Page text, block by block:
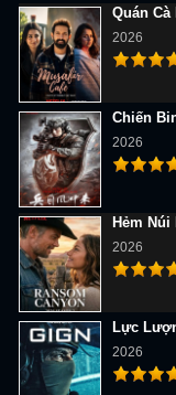
Quán Cà
2026
Chiến
2026
Hẻm Núi
2026
Lực
2026